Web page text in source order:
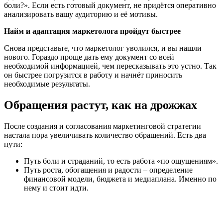
боли?». Если есть готовый документ, не придётся оперативно
анализировать вашу аудиторию и её мотивы.
Найм и адаптация маркетолога пройдут быстрее
Снова представьте, что маркетолог уволился, и вы нашли
нового. Гораздо проще дать ему документ со всей
необходимой информацией, чем пересказывать это устно. Так
он быстрее погрузится в работу и начнёт приносить
необходимые результаты.
Обращения растут, как на дрожжах
После создания и согласования маркетинговой стратегии
настала пора увеличивать количество обращений. Есть два
пути:
Путь боли и страданий, то есть работа «по ощущениям».
Путь роста, обогащения и радости – определение
финансовой модели, бюджета и медиаплана. Именно по
нему и стоит идти.